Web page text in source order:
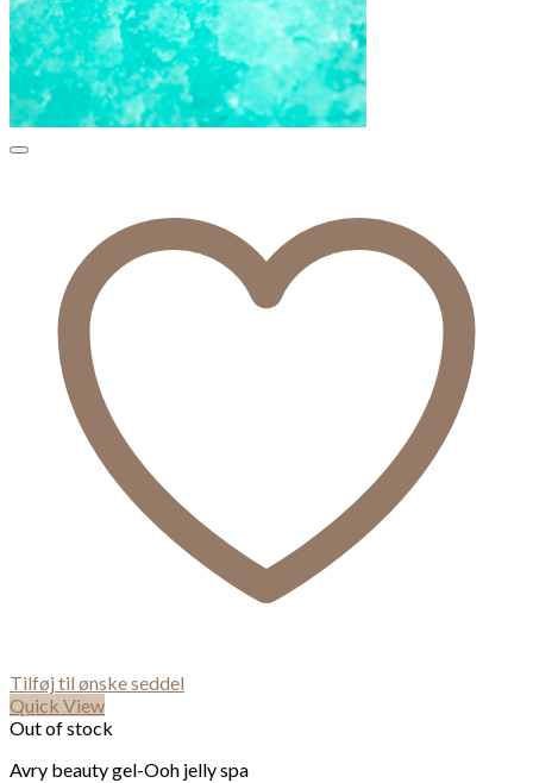
Tilføj til ønske seddel
Quick View
Out of stock
Avry beauty gel-Ooh jelly spa